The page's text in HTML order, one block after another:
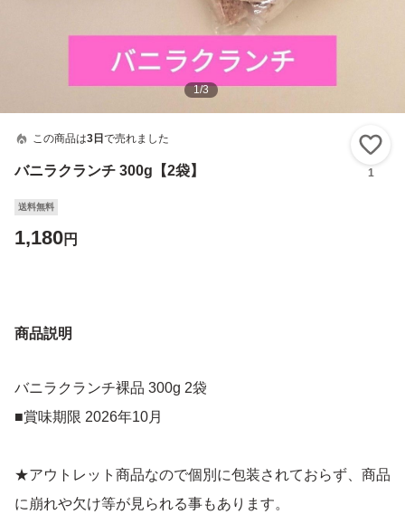
1/3
この商品は3日 で売れました
バニラクランチ 300g【2袋】 1
送料無料
1,180円
商品説明
バニラクランチ裸品 300g 2袋
■賞味期限 2026年10月
★アウトレット商品なので個別に包装されておらず、商品
に崩れや欠け等が見られる事もあります。